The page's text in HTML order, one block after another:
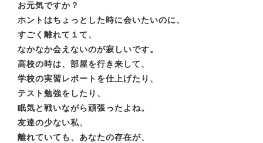
お元気ですか？
ホントはちょっとした時に会いたいのに、
すごく離れて１て、
なかなか会えないのが寂しいです。
高校の時は、部屋を行き来して、
学校の実習レポートを仕上げたり、
テスト勉強をしたり、
眠気と戦いながら頑張ったよね。
友達の少ない私、
離れていても、あなたの存在が、